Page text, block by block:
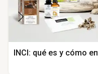
INCI: qué es y cómo